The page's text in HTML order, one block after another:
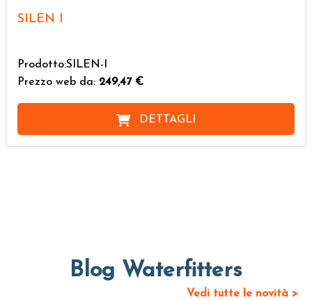
SILEN I
Prodotto:SILEN-I
Prezzo web da: 249,47 €
DETTAGLI
Blog Waterfitters
Vedi tutte le novità >